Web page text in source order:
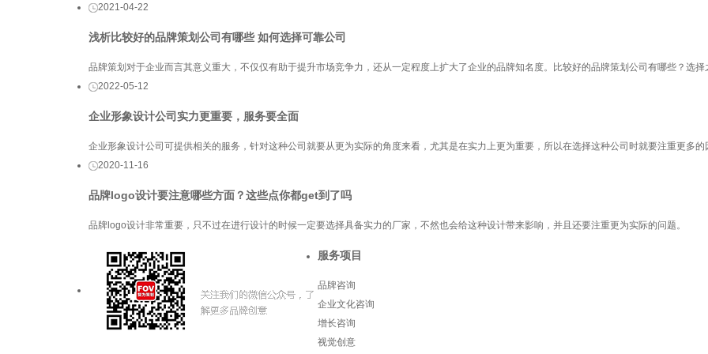
2021-04-22
浅析比较好的品牌策划公司有哪些 如何选择可靠公司
品牌策划对于企业而言其意义重大，不仅仅有助于提升市场竞争力，还从一定程度上扩大了企业的品牌知名度。比较好的品牌策划公司有哪些？选择
2022-05-12
企业形象设计公司实力更重要，服务要全面
企业形象设计公司可提供相关的服务，针对这种公司就要从更为实际的角度来看，尤其是在实力上更为重要，所以在选择这种公司时就要注重更多的
2020-11-16
品牌logo设计要注意哪些方面？这些点你都get到了吗
品牌logo设计非常重要，只不过在进行设计的时候一定要选择具备实力的厂家，不然也会给这种设计带来影响，并且还要注重更为实际的问题。
服务项目
品牌咨询
企业文化咨询
增长咨询
视觉创意